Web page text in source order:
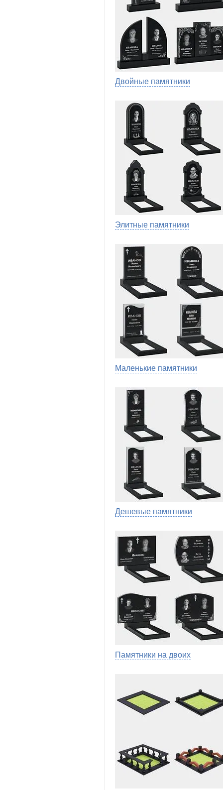
Двойные памятники
Элитные памятники
Маленькие памятники
Дешевые памятники
Памятники на двоих